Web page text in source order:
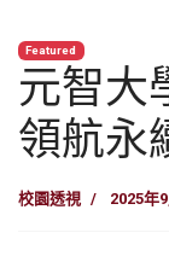
Featured
元智大
領航永
校園透視 2025年